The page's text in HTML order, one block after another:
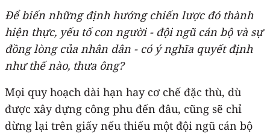
Để biến những định hướng chiến lược đó thành
hiện thực, yếu tố con người - đội ngũ cán bộ và sự
đồng lòng của nhân dân - có ý nghĩa quyết định
như thế nào, thưa ông?
Mọi quy hoạch dài hạn hay cơ chế đặc thù, dù
được xây dựng công phu đến đâu, cũng sẽ chỉ
dừng lại trên giấy nếu thiếu một đội ngũ cán bộ